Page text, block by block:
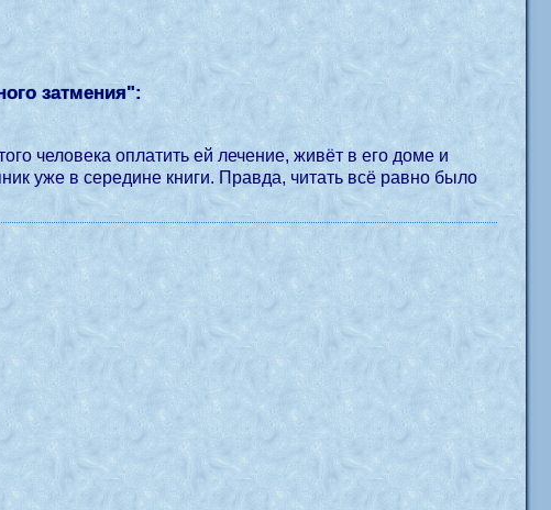
затмения":
человека оплатить ей лечение, живёт в его доме и
уже в середине книги. Правда, читать всё равно было